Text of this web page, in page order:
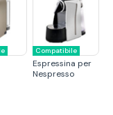
Compatibile
Espressina per
Nespresso